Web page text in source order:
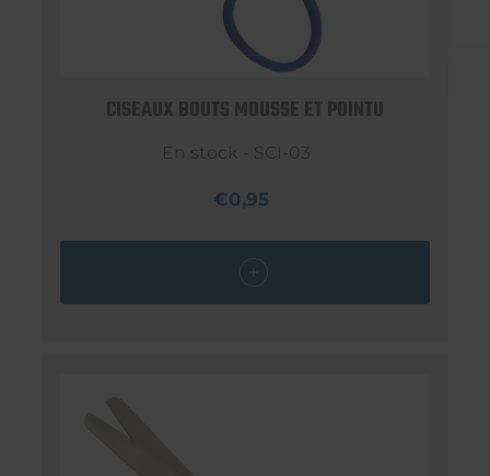
CISEAUX BOUTS MOUSSE ET POINTU
En stock - SCI-03
€0,95